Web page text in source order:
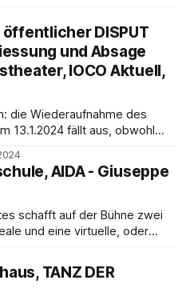
DISPUT
und Absage
IOCO Aktuell,
die Wiederaufnahme des
Wiesbaden soll temporär
sind jedoch bis heute
AIDA - Giuseppe
schafft auf der Bühne zwei
und eine virtuelle, oder
TANZ DER